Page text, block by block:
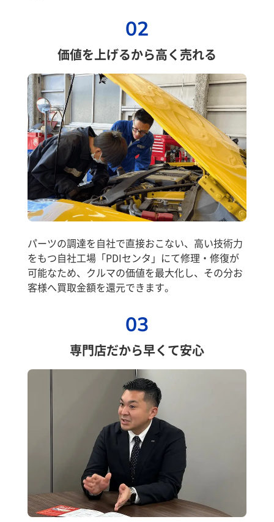
02
価値を上げるから高く売れる
パーツの調達を自社で直接おこない、高い技術力
をもつ自社工場「PDIセンタ」にて修理・修復が
可能なため、クルマの価値を最大化し、その分お
客様へ買取金額を還元できます。
03
専門店だから早くて安心